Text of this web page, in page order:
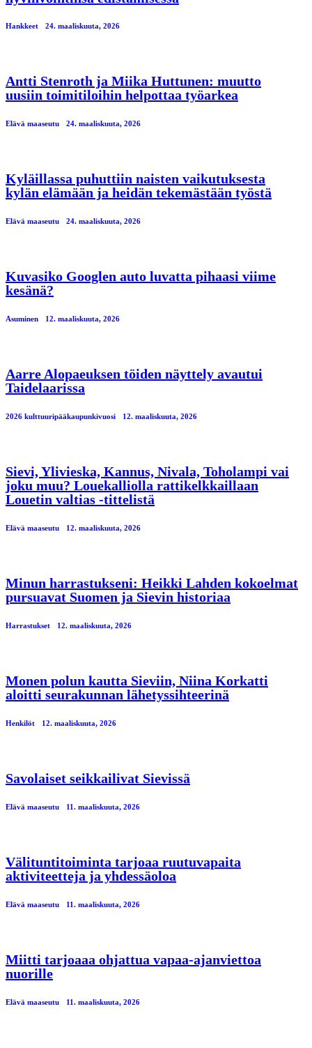
Hankkeet 24. maaliskuuta, 2026
Antti Stenroth ja Miika Huttunen: muutto
uusiin toimitiloihin helpottaa työarkea
Elävä maaseutu 24. maaliskuuta, 2026
Kyläillassa puhuttiin naisten vaikutuksesta
kylän elämään ja heidän tekemästään työstä
Elävä maaseutu 24. maaliskuuta, 2026
Kuvasiko Googlen auto luvatta pihaasi viime
kesänä?
Asuminen 12. maaliskuuta, 2026
Aarre Alopaeuksen töiden näyttely avautui
Taidelaarissa
2026 kulttuuripääkaupunkivuosi 12. maaliskuuta, 2026
Sievi, Ylivieska, Kannus, Nivala, Toholampi vai
joku muu? Louekalliolla rattikelkkaillaan
Louetin valtias -tittelistä
Elävä maaseutu 12. maaliskuuta, 2026
Minun harrastukseni: Heikki Lahden kokoelmat
pursuavat Suomen ja Sievin historiaa
Harrastukset 12. maaliskuuta, 2026
Monen polun kautta Sieviin, Niina Korkatti
aloitti seurakunnan lähetyssihteerinä
Henkilöt 12. maaliskuuta, 2026
Savolaiset seikkailivat Sievissä
Elävä maaseutu 11. maaliskuuta, 2026
Välituntitoiminta tarjoaa ruutuvapaita
aktiviteetteja ja yhdessäoloa
Elävä maaseutu 11. maaliskuuta, 2026
Miitti tarjoaaa ohjattua vapaa-ajanviettoa
nuorille
Elävä maaseutu 11. maaliskuuta, 2026